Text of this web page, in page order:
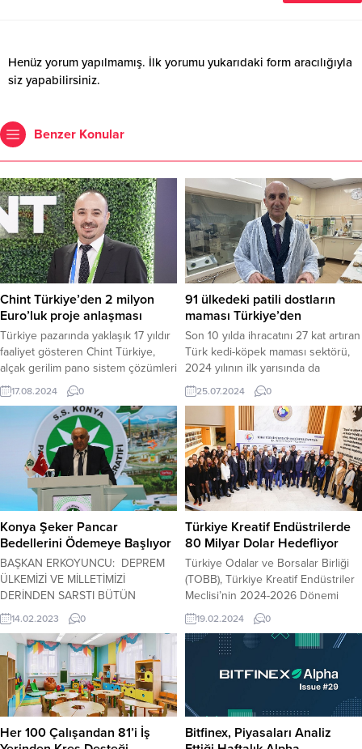
Henüz yorum yapılmamış. İlk yorumu yukarıdaki form aracılığıyla
siz yapabilirsiniz.
Benzer Konular
Chint Türkiye’den 2 milyon
Euro’luk proje anlaşması
Türkiye pazarında yaklaşık 17 yıldır
faaliyet gösteren Chint Türkiye,
alçak gerilim pano sistem çözümleri
kapsamında yurt dışında yapımı
süren hastane projeleri için 2
milyon Euro değerinde yeni
anlaşma imzaladı.
17.08.2024 0
91 ülkedeki patili dostların
maması Türkiye’den
Son 10 yılda ihracatını 27 kat artıran
Türk kedi-köpek maması sektörü,
2024 yılının ilk yarısında da
ihracatta hız kesmeden yoluna
devam etti. 91 ülkedeki patili dostlar
Türkiye’de üretilen mamalarla
beslendi.
25.07.2024 0
Konya Şeker Pancar
Bedellerini Ödemeye Başlıyor
BAŞKAN ERKOYUNCU: DEPREM
ÜLKEMİZİ VE MİLLETİMİZİ
DERİNDEN SARSTI BÜTÜN
İMKÂNLARIMIZLA DEVLETİMİZİN
VE MAĞDUR KARDEŞLERİMİZİN
YANINDAYIZ BİR YANDAN DA BU
VATAN İÇİN ÜRETİCİMİZİ AYAKTA
TUTMAYI ASLİ GÖREVİMİZ
OLARAK GÖRÜYORUZ Konya
Şeker, Pancar çiftçisine teslim ettiği
pancar bedellerini 15 Şubat 2023
Çarşamba (Yarın) tarihinde
14.02.2023 0
Türkiye Kreatif Endüstrilerde
80 Milyar Dolar Hedefliyor
Türkiye Odalar ve Borsalar Birliği
(TOBB), Türkiye Kreatif Endüstriler
Meclisi’nin 2024-2026 Dönemi
Başkanlık Divanını seçiminde
oybirliğiyle Ali Ata Kavame, yeniden
başkan olarak seçildi. Başkan
seçildi. Türkiye kreatif endüstrileri,
dünya genelindeki hacmin %10’unu
oluşturarak 16 farklı sektörde
1.500.000 kişiye istihdam sağlıyor
ve yılda 31 milyar dolarlık bir hacim
19.02.2024 0
Her 100 Çalışandan 81’i İş
Bitfinex, Piyasaları Analiz